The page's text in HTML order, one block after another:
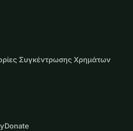
Συγκέντρωσης Χρημάτων